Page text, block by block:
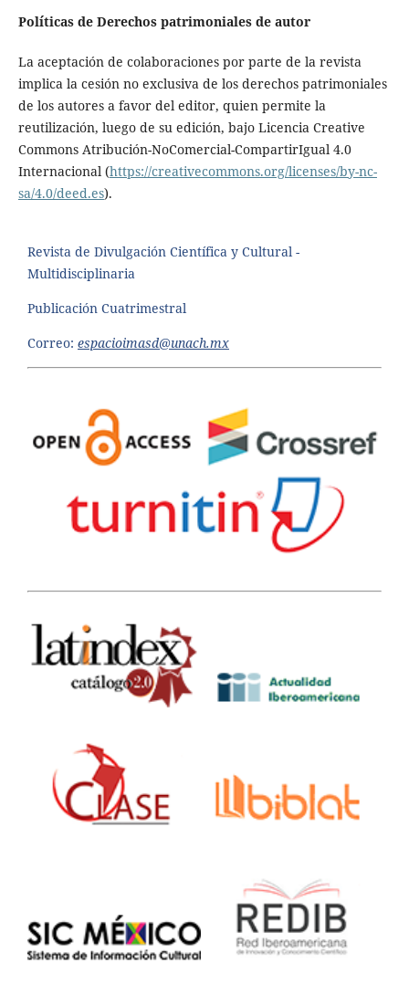
Políticas de Derechos patrimoniales de autor
La aceptación de colaboraciones por parte de la revista
implica la cesión no exclusiva de los derechos patrimoniales
de los autores a favor del editor, quien permite la
reutilización, luego de su edición, bajo Licencia Creative
Commons Atribución-NoComercial-CompartirIgual 4.0
Internacional (https://creativecommons.org/licenses/by-nc-
sa/4.0/deed.es).
Revista de Divulgación Científica y Cultural -
Multidisciplinaria
Publicación Cuatrimestral
Correo: espacioimasd@unach.mx